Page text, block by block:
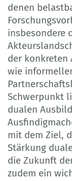
denen
insbesondere
der konkreten
wie
Schwerpunkt
dualen
mit dem Ziel,
Stärkung
die Zukunft
zudem ein